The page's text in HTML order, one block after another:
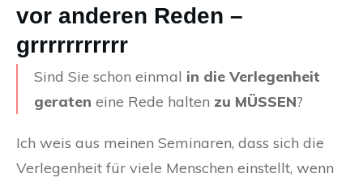
vor anderen Reden –
grrrrrrrrrrr
Sind Sie schon einmal in die Verlegenheit
geraten eine Rede halten zu MÜSSEN?
Ich weis aus meinen Seminaren, dass sich die
Verlegenheit für viele Menschen einstellt, wenn